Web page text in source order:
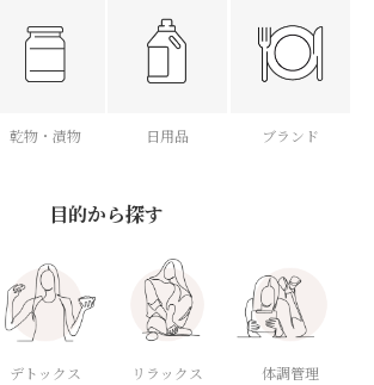
乾物・漬物 日用品 ブランド
目的から探す
デトックス リラックス 体調管理